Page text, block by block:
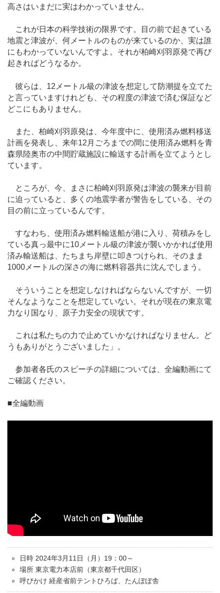
高さはいまだに実はわかっていません。
これが日本の科学技術の限界です。目の前で起きている
地震と津波が、何メートルのものが来ているのか、実は誰
にもわかっていないんですよ。それが柏崎刈羽原発で再び
起きればどうなるか。
彼らは、12メートル級の津波を想定して防潮提を立てた
と言っていますけれども、その程度の津波で済む保証など
どこにもありません。
また、柏崎刈羽原発は、今年度中に、使用済み燃料移送
計画を発表し、来年12月ごろまでの間に使用済み燃料を青
森県陸奥市の中間貯蔵施設に輸送する計画を立てようとし
ています。
ところが、今、まさに柏崎刈羽原発は津波の襲来が目前
に迫っていると、多くの地震学者が警告をしている、その
目の前に立っているんです。
すなわち、使用済み燃料輸送船が港に入り、荷積みをし
ている真っ最中に10メートル級の津波が襲いかかれば使用
済み輸送船は、たちまち岸壁に叩きつけられ、そのまま
1000メートルの深さの海に燃料容器共に沈んでしまう。
そういうことを想定しなければならないんですが、一切
そんなようなことを想定していない。それが現在の東京電
力なり国なり、原子力安全の現状です。
これは私たちの力で止めていかなければなりません。ど
うもありがとうございました」。
参加者各氏のスピーチの詳細については、全編動画にて
ご確認ください。
■全編動画
日時 2024年3月11日（月）19：00～
場所 東京電力本店前（東京都千代田区）
呼びかけ 経産省前テントひろば、たんぽぽ舎